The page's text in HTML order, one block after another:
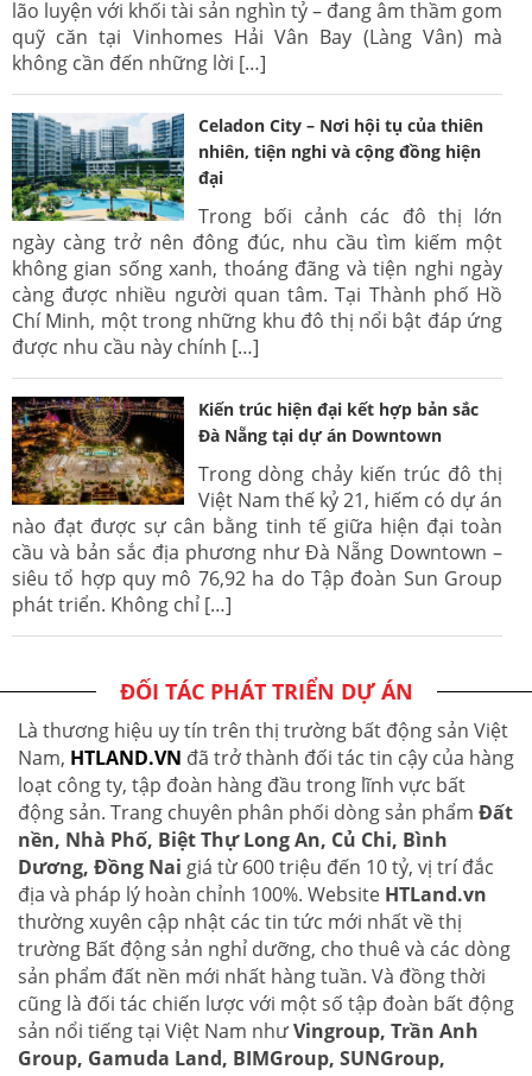
lão luyện với khối tài sản nghìn tỷ – đang âm thầm gom
quỹ căn tại Vinhomes Hải Vân Bay (Làng Vân) mà
không cần đến những lời […]
Celadon City – Nơi hội tụ của thiên
nhiên, tiện nghi và cộng đồng hiện
đại
Trong bối cảnh các đô thị lớn
ngày càng trở nên đông đúc, nhu cầu tìm kiếm một
không gian sống xanh, thoáng đãng và tiện nghi ngày
càng được nhiều người quan tâm. Tại Thành phố Hồ
Chí Minh, một trong những khu đô thị nổi bật đáp ứng
được nhu cầu này chính […]
Kiến trúc hiện đại kết hợp bản sắc
Đà Nẵng tại dự án Downtown
Trong dòng chảy kiến trúc đô thị
Việt Nam thế kỷ 21, hiếm có dự án
nào đạt được sự cân bằng tinh tế giữa hiện đại toàn
cầu và bản sắc địa phương như Đà Nẵng Downtown –
siêu tổ hợp quy mô 76,92 ha do Tập đoàn Sun Group
phát triển. Không chỉ […]
ĐỐI TÁC PHÁT TRIỂN DỰ ÁN
Là thương hiệu uy tín trên thị trường bất động sản Việt
Nam, HTLAND.VN đã trở thành đối tác tin cậy của hàng
loạt công ty, tập đoàn hàng đầu trong lĩnh vực bất
động sản. Trang chuyên phân phối dòng sản phẩm Đất
nền, Nhà Phố, Biệt Thự Long An, Củ Chi, Bình
Dương, Đồng Nai giá từ 600 triệu đến 10 tỷ, vị trí đắc
địa và pháp lý hoàn chỉnh 100%. Website HTLand.vn
thường xuyên cập nhật các tin tức mới nhất về thị
trường Bất động sản nghỉ dưỡng, cho thuê và các dòng
sản phẩm đất nền mới nhất hàng tuần. Và đồng thời
cũng là đối tác chiến lược với một số tập đoàn bất động
sản nổi tiếng tại Việt Nam nhưVingroup, Trần Anh
Group, Gamuda Land, BIMGroup, SUNGroup,